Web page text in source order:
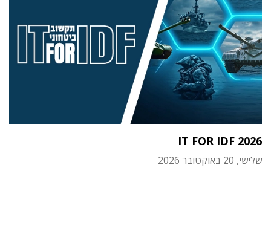
IT FOR IDF 2026
שלישי, 20 באוקטובר 2026